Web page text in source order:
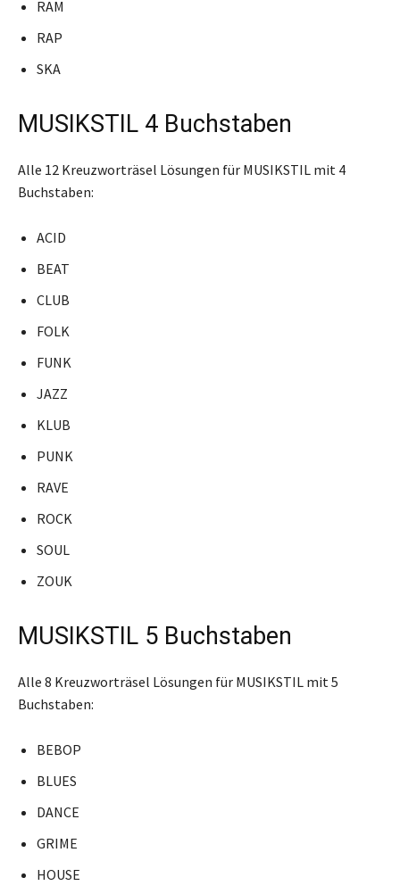
RAM
RAP
SKA
MUSIKSTIL 4 Buchstaben
Alle 12 Kreuzworträsel Lösungen für MUSIKSTIL mit 4
Buchstaben:
ACID
BEAT
CLUB
FOLK
FUNK
JAZZ
KLUB
PUNK
RAVE
ROCK
SOUL
ZOUK
MUSIKSTIL 5 Buchstaben
Alle 8 Kreuzworträsel Lösungen für MUSIKSTIL mit 5
Buchstaben:
BEBOP
BLUES
DANCE
GRIME
HOUSE